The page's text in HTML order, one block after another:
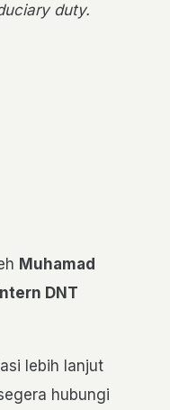
duty.
Muhamad
Intern DNT
lebih lanjut
hubungi